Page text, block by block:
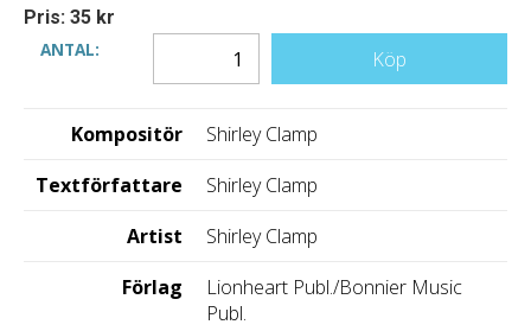
Pris: 35 kr
ANTAL:
Köp
Kompositör
Shirley Clamp
Textförfattare
Shirley Clamp
Artist
Shirley Clamp
Förlag
Lionheart Publ./Bonnier Music
Publ.